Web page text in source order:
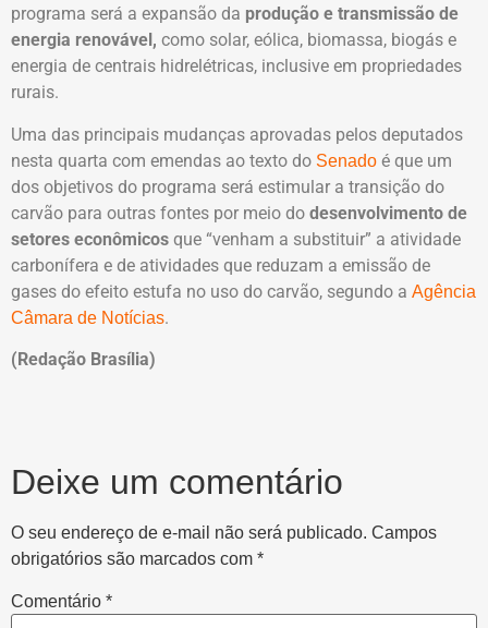
programa será a expansão da produção e transmissão de
energia renovável, como solar, eólica, biomassa, biogás e
energia de centrais hidrelétricas, inclusive em propriedades
rurais.
Uma das principais mudanças aprovadas pelos deputados
nesta quarta com emendas ao texto do Senado é que um
dos objetivos do programa será estimular a transição do
carvão para outras fontes por meio do desenvolvimento de
setores econômicos que “venham a substituir” a atividade
carbonífera e de atividades que reduzam a emissão de
gases do efeito estufa no uso do carvão, segundo a Agência
Câmara de Notícias.
(Redação Brasília)
Deixe um comentário
O seu endereço de e-mail não será publicado. Campos
obrigatórios são marcados com *
Comentário *